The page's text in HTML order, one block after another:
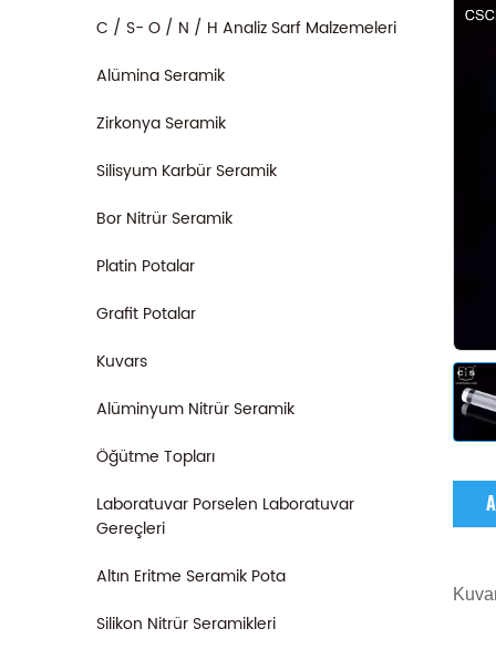
C / S- O / N / H Analiz Sarf Malzemeleri
Alümina Seramik
Zirkonya Seramik
Silisyum Karbür Seramik
Bor Nitrür Seramik
Platin Potalar
Grafit Potalar
Kuvars
Alüminyum Nitrür Seramik
Öğütme Topları
Laboratuvar Porselen Laboratuvar
Gereçleri
Altın Eritme Seramik Pota
Silikon Nitrür Seramikleri